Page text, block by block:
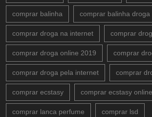
comprar balinha comprar balinha droga
comprar droga na internet comprar
comprar droga online 2019 comprar
comprar droga pela internet comprar
comprar ecstasy comprar ecstasy online
comprar lanca perfume comprar lsd